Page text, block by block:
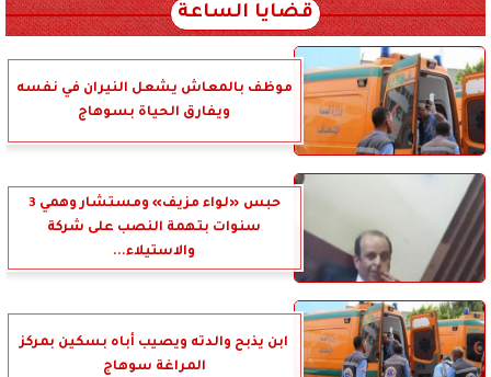
قضايا الساعة
موظف بالمعاش يشعل النيران في نفسه
ويفارق الحياة بسوهاج
حبس «لواء مزيف» ومستشار وهمي 3
سنوات بتهمة النصب على شركة
والاستيلاء...
ابن يذبح والدته ويصيب أباه بسكين بمركز
المراغة سوهاج